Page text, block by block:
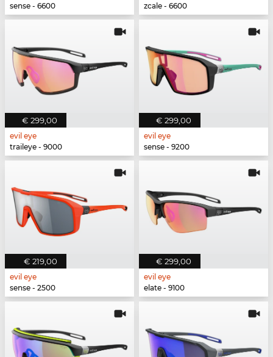
sense - 6600
zcale - 6600
€ 299,00
evil eye
traileye - 9000
€ 299,00
evil eye
sense - 9200
€ 219,00
evil eye
sense - 2500
€ 299,00
evil eye
elate - 9100